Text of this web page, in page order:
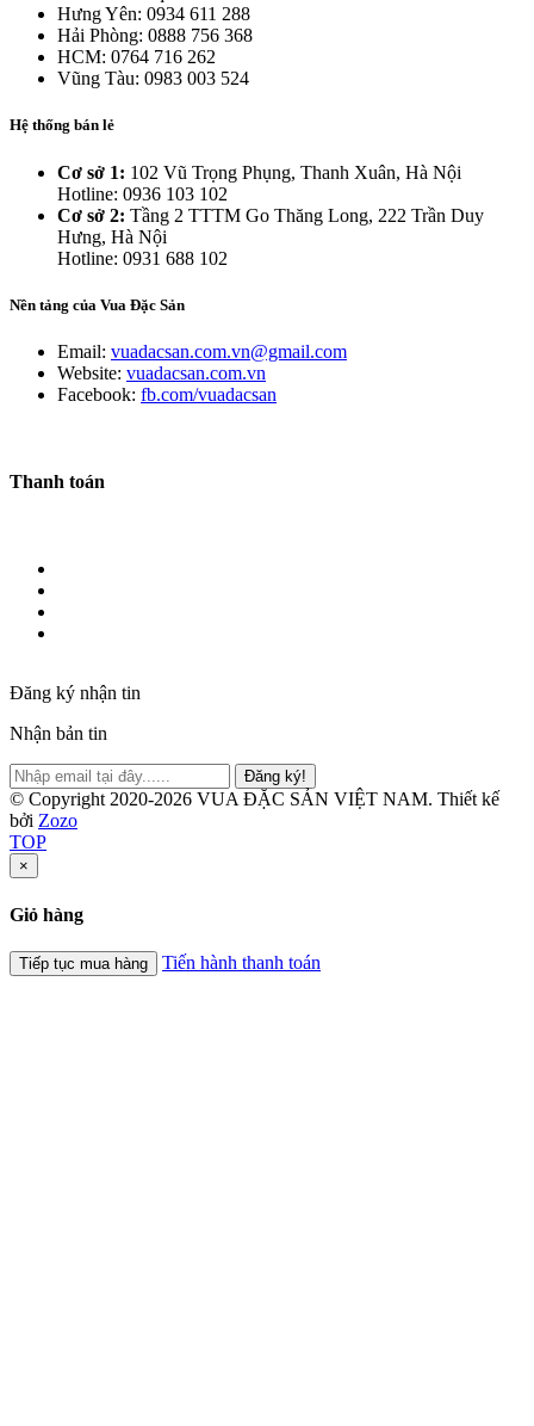
Hưng Yên: 0934 611 288
Hải Phòng: 0888 756 368
HCM: 0764 716 262
Vũng Tàu: 0983 003 524
Hệ thống bán lẻ
Cơ sở 1: 102 Vũ Trọng Phụng, Thanh Xuân, Hà Nội
Hotline: 0936 103 102
Cơ sở 2: Tầng 2 TTTM Go Thăng Long, 222 Trần Duy
Hưng, Hà Nội
Hotline: 0931 688 102
Nền tảng của Vua Đặc Sản
Email: vuadacsan.com.vn@gmail.com
Website: vuadacsan.com.vn
Facebook: fb.com/vuadacsan
Thanh toán
Đăng ký nhận tin
Nhận bản tin
Đăng ký!
© Copyright 2020-2026 VUA ĐẶC SẢN VIỆT NAM. Thiết kế
bởi Zozo
TOP
×
Giỏ hàng
Tiếp tục mua hàng Tiến hành thanh toán